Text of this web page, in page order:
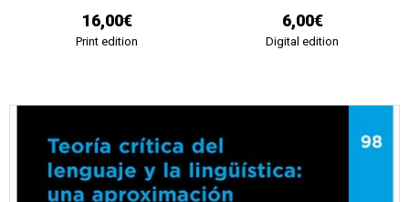
16,00€
Print edition
6,00€
Digital edition